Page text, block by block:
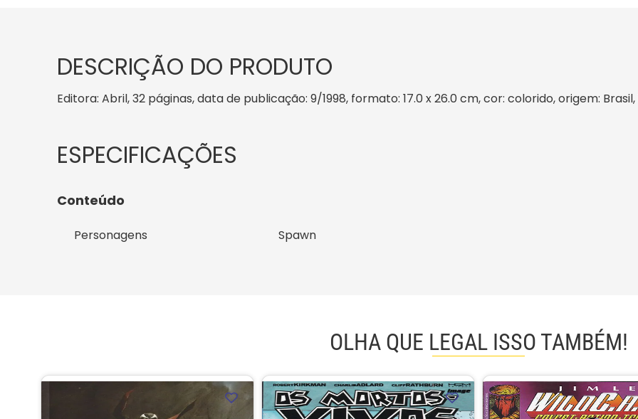
DESCRIÇÃO DO PRODUTO
Editora: Abril, 32 páginas, data de publicação: 9/1998, formato: 17.0 x 26.0 cm, cor: colorido, origem:
Conteúdo
Personagens Spawn
OLHA QUE LEGAL ISSO TAMBÉM!